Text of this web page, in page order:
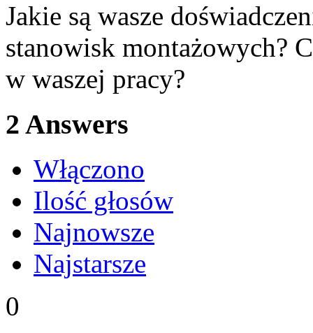
Jakie są wasze
stanowisk montażowych?
w waszej pracy?
2 Answers
Włączono
Ilość głosów
Najnowsze
Najstarsze
0